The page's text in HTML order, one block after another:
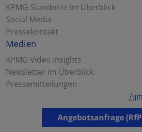
KPMG-Standorte im Überblick
Social Media
Pressekontakt
Medien
KPMG Video Insights
Newsletter im Überblick
Pressemitteilungen
Angebotsanfrage